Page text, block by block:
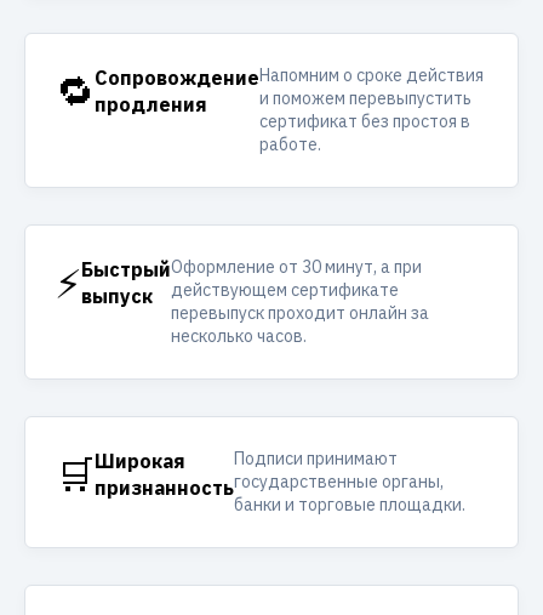
🔁 Сопровождение
продления
Напомним о сроке действия
и поможем перевыпустить
сертификат без простоя в
работе.
⚡Быстрый
выпуск
Оформление от 30 минут, а при
действующем сертификате
перевыпуск проходит онлайн за
несколько часов.
🛒Широкая
признанность
Подписи принимают
государственные органы,
банки и торговые площадки.